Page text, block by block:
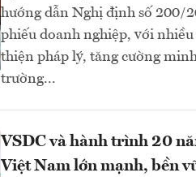
hướng dẫn Nghị định số 200/
phiếu doanh nghiệp, với
thiện pháp lý, tăng cường
trường...
VSDC và hành trình 20
Việt Nam lớn mạnh, bền